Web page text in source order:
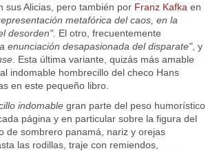
sus Alicias, pero también por Franz Kafka en
metafórica del caos, en la
desorden". El otro, frecuentemente
enunciación desapasionada del disparate", y
. Esta última variante, quizás más amable
indomable hombrecillo del checo Hans
en este pequeño libro.
indomablegran parte del peso humorístico
página y en particular sobre la figura del
de sombrero panamá, nariz y orejas
las rodillas, traje con remiendos,